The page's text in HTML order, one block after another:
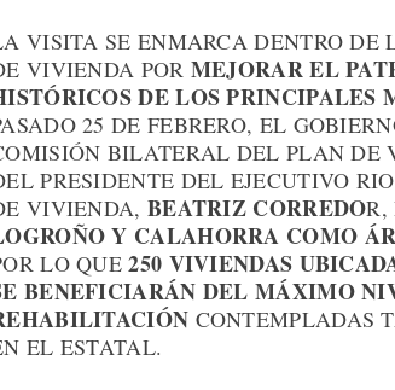
VISITA SE ENMARCA DENTRO DE
VIVIENDA POR MEJORAR EL
DE LOS PRINCIPALES
25 DE FEBRERO, EL
BILATERAL DEL PLAN DE
PRESIDENTE DEL EJECUTIVO
VIVIENDA, BEATRIZ CORREDOR,
Y CALAHORRA COMO
LO QUE250 VIVIENDAS
BENEFICIARÁN DEL MÁXIMO
CONTEMPLADAS
EL ESTATAL.